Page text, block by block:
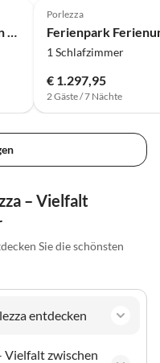
Porlezza
1 Schlafzimmer
€ 1.297,95
2 Gäste / 7 Nächte
– Vielfalt
Sie die schönsten
entdecken
Vielfalt zwischen